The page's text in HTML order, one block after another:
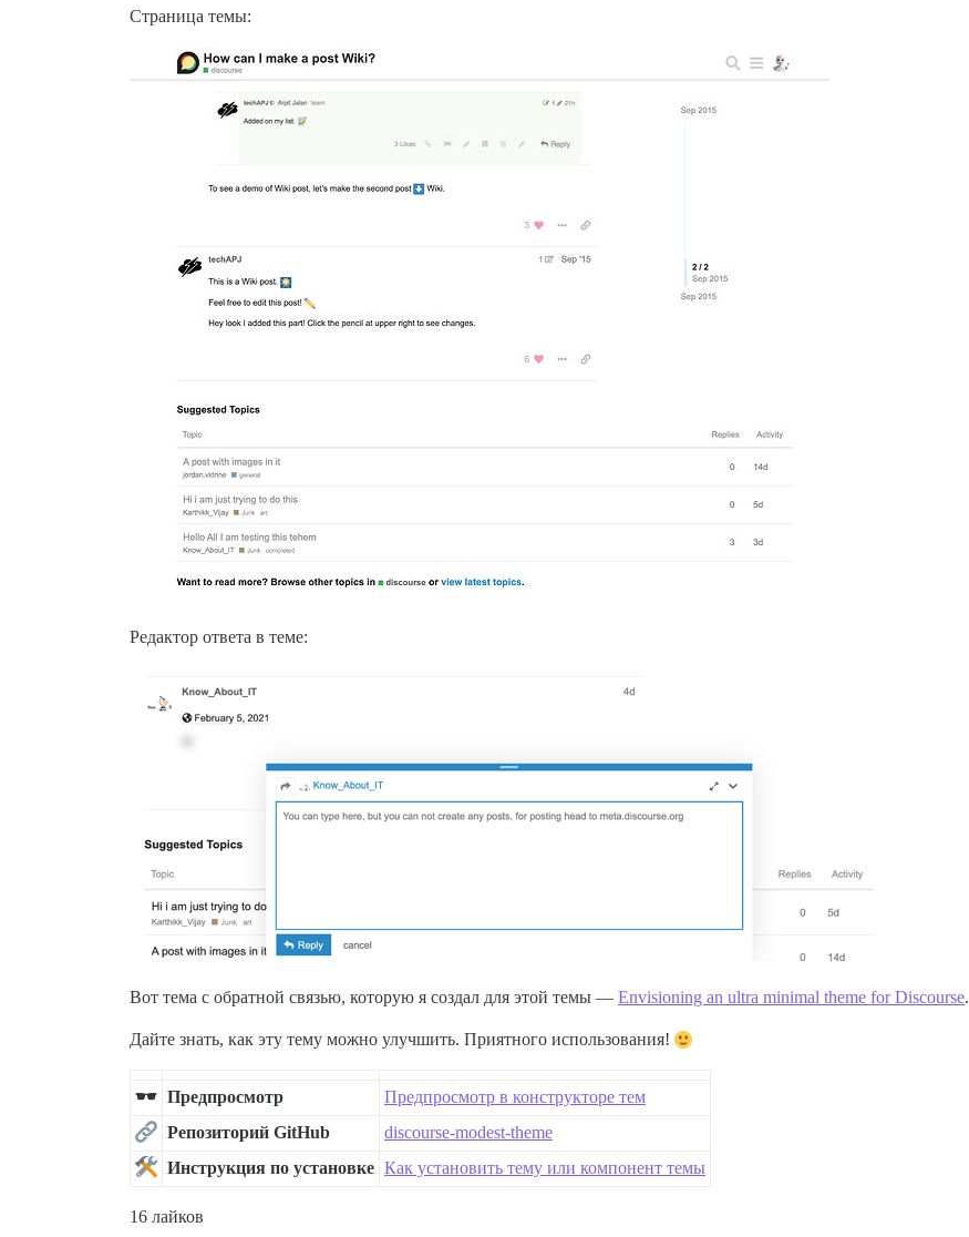
Страница темы:
Редактор ответа в теме:
Вот тема с обратной связью, которую я создал для этой темы — Envisioning an ultra minimal theme for Discourse.
Дайте знать, как эту тему можно улучшить. Приятного использования!
Предпросмотр
Предпросмотр в конструкторе тем
Репозиторий GitHub
discourse-modest-theme
Инструкция по установке Как установить тему или компонент темы
16 лайков